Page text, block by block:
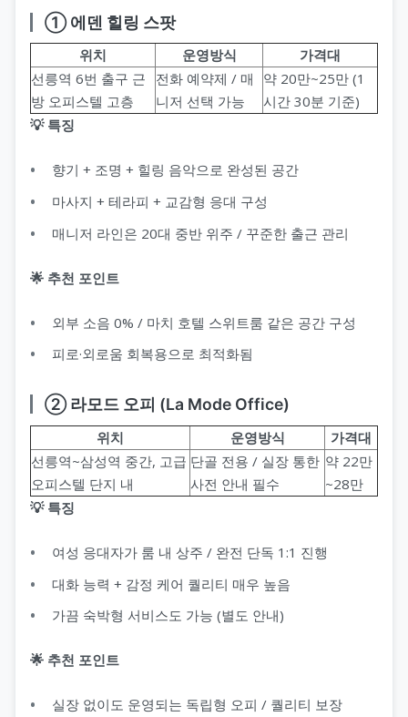
① 에덴 힐링 스팟
위치 운영방식
가격대
선릉역 6번 출구 근
방 오피스텔 고층
전화 예약제 / 매
니저 선택 가능
약 20만~25만 (1
시간 30분 기준)
💡 특징
향기 + 조명 + 힐링 음악으로 완성된 공간
마사지 + 테라피 + 교감형 응대 구성
매니저 라인은 20대 중반 위주 / 꾸준한 출근 관리
🌟 추천 포인트
외부 소음 0% / 마치 호텔 스위트룸 같은 공간 구성
피로·외로움 회복용으로 최적화됨
② 라모드 오피 (La Mode Office)
위치 운영방식
가격대
선릉역~삼성역 중간, 고급
오피스텔 단지 내
단골 전용 / 실장 통한
사전 안내 필수
약 22만
~28만
💡 특징
여성 응대자가 룸 내 상주 / 완전 단독 1:1 진행
대화 능력 + 감정 케어 퀄리티 매우 높음
가끔 숙박형 서비스도 가능 (별도 안내)
🌟 추천 포인트
실장 없이도 운영되는 독립형 오피 / 퀄리티 보장